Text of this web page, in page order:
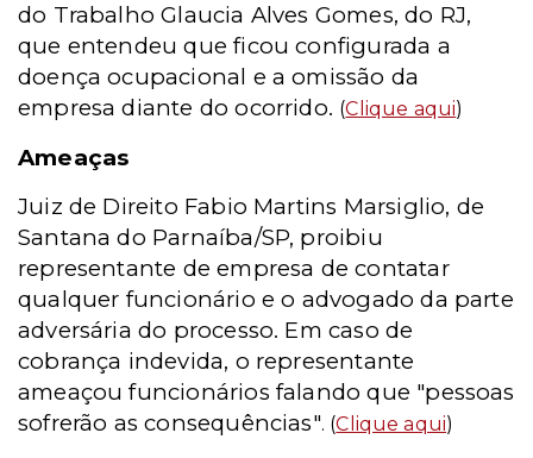
do Trabalho Glaucia Alves Gomes, do RJ,
que entendeu que ficou configurada a
doença ocupacional e a omissão da
empresa diante do ocorrido. (Clique aqui)
Ameaças
Juiz de Direito Fabio Martins Marsiglio, de
Santana do Parnaíba/SP, proibiu
representante de empresa de contatar
qualquer funcionário e o advogado da parte
adversária do processo. Em caso de
cobrança indevida, o representante
ameaçou funcionários falando que "pessoas
sofrerão as consequências". (Clique aqui)